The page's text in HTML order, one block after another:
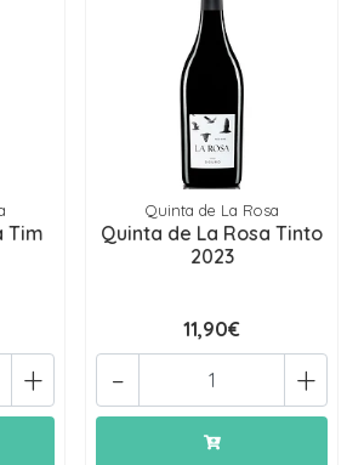
Tim
+
Quinta de La Rosa
Quinta de La Rosa Tinto
2023
11,90€
+
-